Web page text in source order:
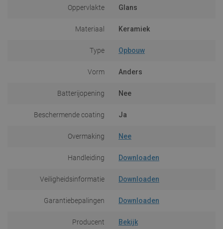
Oppervlakte Glans
Materiaal Keramiek
Type Opbouw
Vorm Anders
Batterijopening Nee
Beschermende coating Ja
Overmaking Nee
Handleiding Downloaden
Veiligheidsinformatie Downloaden
Garantiebepalingen Downloaden
Producent Bekijk